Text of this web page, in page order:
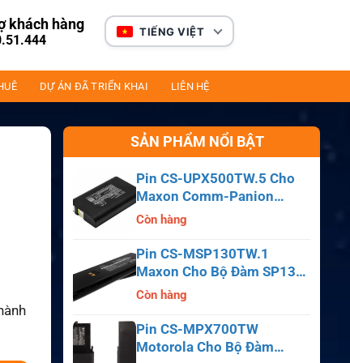
khách hàng TIẾNG VIỆT
DỰ ÁN ĐÃ TRIỂN KHAI LIÊN HỆ
SẢN PHẨM NỔI BẬT
Pin CS-UPX500TW.5 Cho
Maxon Comm-Panion
CP0150, CP0511, CP0515
Còn hàng
Pin CS-MSP130TW.1
Maxon Cho Bộ Đàm SP130,
SP140, SP150, SL55
Còn hàng
Pin CS-MPX700TW
Motorola Cho Bộ Đàm